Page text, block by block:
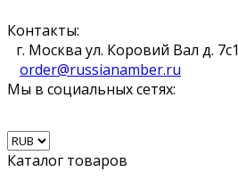
Контакты:
г. Москва ул. Коровий Вал д. 7с1
order@russianamber.ru
Мы в социальных сетях:
Каталог товаров